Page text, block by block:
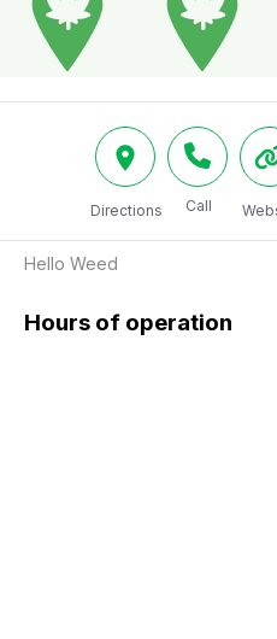
Directions Call
Hello Weed
Hours of operation